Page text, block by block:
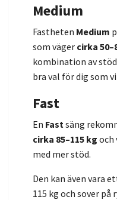
Medium
Fastheten Medium
som väger cirka
kombination av
bra val för dig som
Fast
En Fast säng
cirka 85–115 kg och
med mer stöd.
Den kan även vara
115 kg och sover på